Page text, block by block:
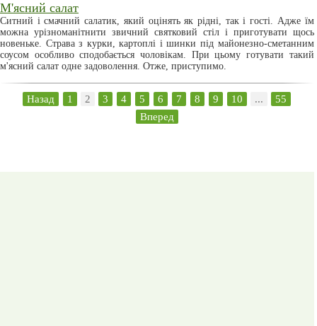
М'ясний салат
Ситний і смачний салатик, який оцінять як рідні, так і гості. Адже їм
можна урізноманітнити звичний святковий стіл і приготувати щось
новеньке. Страва з курки, картоплі і шинки під майонезно-сметанним
соусом особливо сподобається чоловікам. При цьому готувати такий
м'ясний салат одне задоволення. Отже, приступимо.
Назад 1 2 3 4 5 6 7 8 9 10 ...
55
Вперед